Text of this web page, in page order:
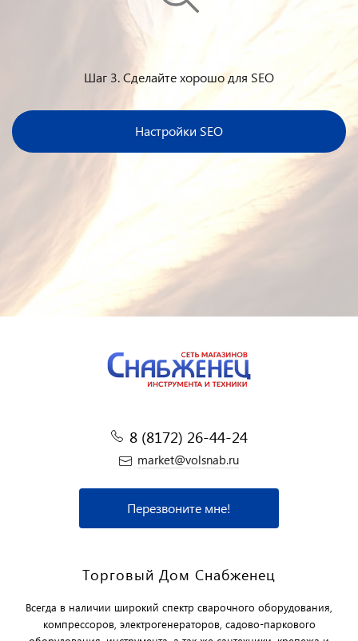
Шаг 3. Сделайте хорошо для SEO
Настройки SEO
8 (8172) 26-44-24
market@volsnab.ru
Перезвоните мне!
Торговый Дом Снабженец
Всегда в наличии широкий спектр сварочного оборудования,
компрессоров, электрогенераторов, садово-паркового